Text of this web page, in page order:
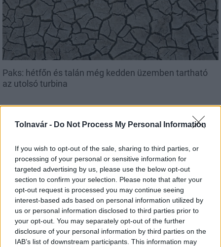
Tolnavár - Do Not Process My Personal Information
If you wish to opt-out of the sale, sharing to third parties, or
processing of your personal or sensitive information for
targeted advertising by us, please use the below opt-out
section to confirm your selection. Please note that after your
opt-out request is processed you may continue seeing
interest-based ads based on personal information utilized by
us or personal information disclosed to third parties prior to
your opt-out. You may separately opt-out of the further
disclosure of your personal information by third parties on the
IAB’s list of downstream participants. This information may
Paks: hétfőn és talán még kedden üzemben tartható
az utolsó turbina
Az atomerőmű egyetlen hatása a környezetre, hogy a
Duna vizét némileg felmelegíti